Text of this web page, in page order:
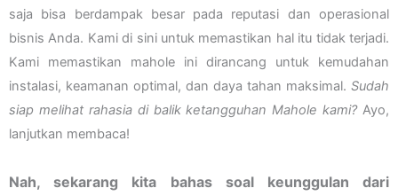
saja bisa berdampak besar pada reputasi dan operasional
bisnis Anda. Kami di sini untuk memastikan hal itu tidak terjadi.
Kami memastikan mahole ini dirancang untuk kemudahan
instalasi, keamanan optimal, dan daya tahan maksimal. Sudah
siap melihat rahasia di balik ketangguhan Mahole kami?Ayo,
lanjutkan membaca!
Nah, sekarang kita bahas soal keunggulan dari